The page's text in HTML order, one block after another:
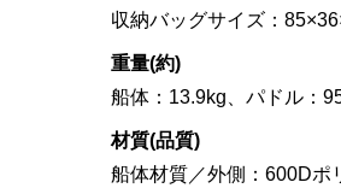
収納バッグサイズ：
重量(約)
船体：13.9kg、パドル：
材質(品質)
船体材質／外側：600Dポ